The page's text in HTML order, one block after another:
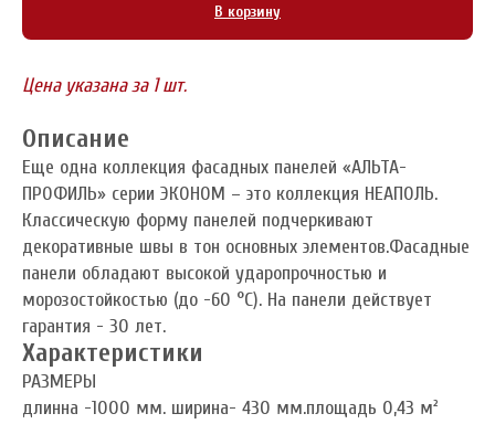
В корзину
Цена указана за 1 шт.
Описание
Еще одна коллекция фасадных панелей «АЛЬТА-
ПРОФИЛЬ» серии ЭКОНОМ – это коллекция НЕАПОЛЬ.
Классическую форму панелей подчеркивают
декоративные швы в тон основных элементов.Фасадные
панели обладают высокой ударопрочностью и
морозостойкостью (до -60 °C). На панели действует
гарантия - 30 лет.
Характеристики
РАЗМЕРЫ
длинна -1000 мм. ширина- 430 мм.площадь 0,43 м²